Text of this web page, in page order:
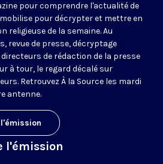
pour comprendre l'actualité de
pour décrypter et mettre en
religieuse de la semaine. Au
revue de presse, décryptage
de rédaction de la presse
à tour, le regard décalé sur
Retrouvez À la Source les mardi
antenne.
l'émission